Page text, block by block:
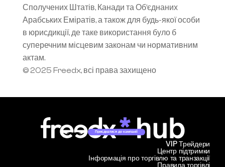
Сполучених Штатів, Канади та Об’єднаних
Арабських Еміратів, а також для будь-якої особи
в юрисдикції, де таке використання було б
суперечним місцевим законам чи нормативним
актам.
© 2025 Freedx, всі права захищено
Приєднатися до кампанії
Центр підтримки
Інформація про торгівлю та транзакції
VIP Трейдери
Правила торгівлі